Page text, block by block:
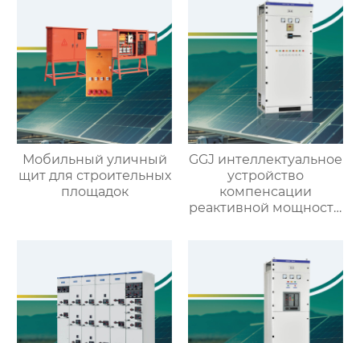
Мобильный уличный
щит для строительных
площадок
GGJ интеллектуальное
устройство
компенсации
реактивной мощности